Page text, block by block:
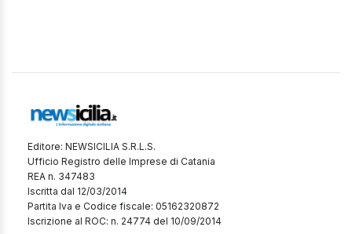
Editore: NEWSICILIA S.R.L.S.
Ufficio Registro delle Imprese di Catania
REA n. 347483
Iscritta dal 12/03/2014
Partita Iva e Codice fiscale: 05162320872
Iscrizione al ROC: n. 24774 del 10/09/2014